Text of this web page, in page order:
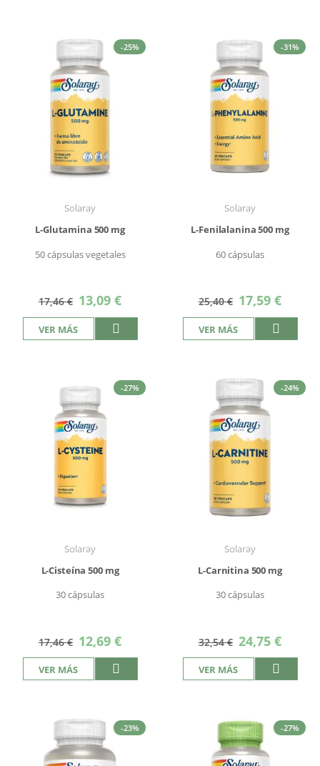
-25%
Solaray
L-Glutamina 500 mg
50 cápsulas vegetales
17,46 € Precio
especial
13,09 €
VER MÁS
-31%
Solaray
L-Fenilalanina 500 mg
60 cápsulas
25,40 € Precio
especial
17,59 €
VER MÁS
-27%
Solaray
L-Cisteína 500 mg
30 cápsulas
17,46 € Precio
especial
12,69 €
VER MÁS
-24%
Solaray
L-Carnitina 500 mg
30 cápsulas
32,54 € Precio
especial
24,75 €
VER MÁS
-23% -27%